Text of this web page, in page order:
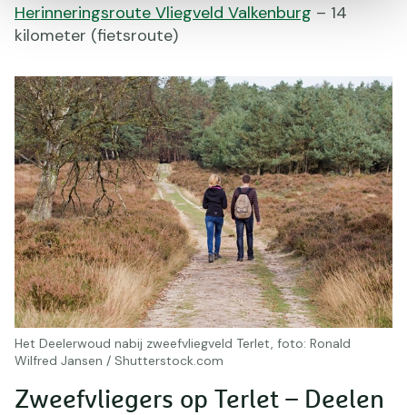
Herinneringsroute Vliegveld Valkenburg – 14
kilometer (fietsroute)
Het Deelerwoud nabij zweefvliegveld Terlet, foto: Ronald
Wilfred Jansen / Shutterstock.com
Zweefvliegers op Terlet – Deelen